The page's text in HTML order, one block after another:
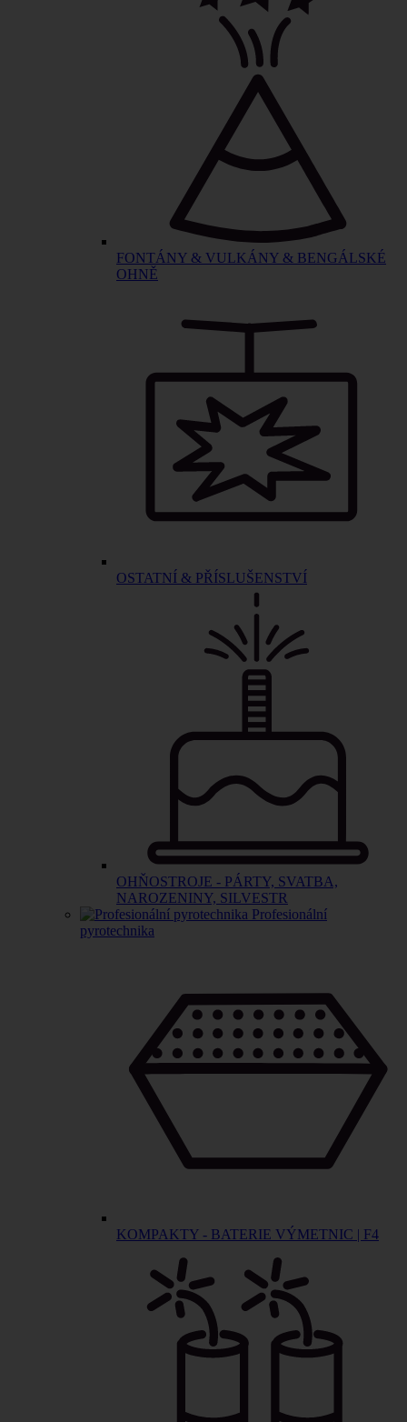
FONTÁNY & VULKÁNY & BENGÁLSKÉ
OHNĚ
OSTATNÍ & PŘÍSLUŠENSTVÍ
OHŇOSTROJE - PÁRTY, SVATBA,
NAROZENINY, SILVESTR
Profesionální
pyrotechnika
KOMPAKTY - BATERIE VÝMETNIC | F4